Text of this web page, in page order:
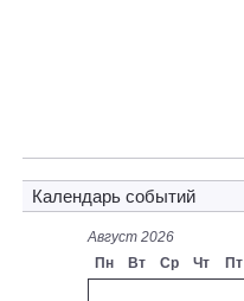
Календарь событий
Август 2026
Пн
Вт Ср Чт Пт